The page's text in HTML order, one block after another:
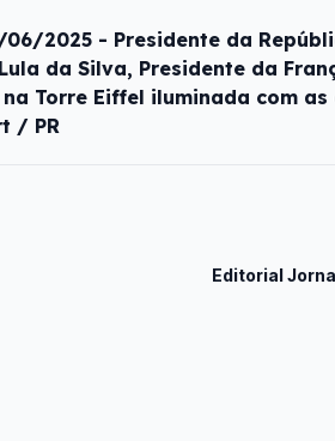
06/2025 - Presidente da
da Silva, Presidente da
Torre Eiffel iluminada com
/ PR
Editorial